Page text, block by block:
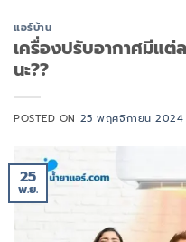
แอร์บ้าน
เครื่องปรับอากาศมีแต่
นะ??
POSTED ON 25 พฤศจิกายน 2024
25
พ.ย.